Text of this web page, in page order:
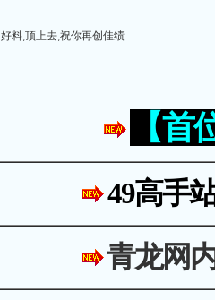
好料,顶上去,祝你再创佳绩
【
49高手
青龙网